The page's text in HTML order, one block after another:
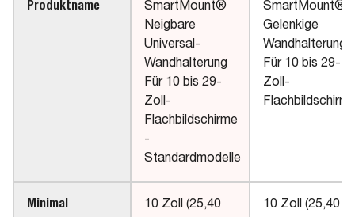
Produktname
SmartMount®
Neigbare
Universal-
Wandhalterung
Für 10 bis 29-
Zoll-
Flachbildschirme
-
Standardmodelle
SmartMount®
Gelenkige
Wandhalterung
Für 10 bis 29-
Zoll-
Minimal
10 Zoll (25,40
10 Zoll (25,40